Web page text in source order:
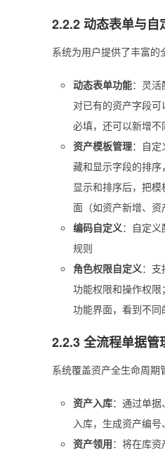
2.2.2 动态表单与自
系统为用户提供了丰富的
动态表单功能：灵活
对已有的资产字段
必填，还可以新增
资产模板管理：自
藏和显示字段的排
显示和排序后，把
面（如资产新增、资
编码自定义：自定
规则
角色权限自定义：
功能权限和操作权
功能界面，看到不同
2.2.3 全流程单据管
系统覆盖资产全生命周期
资产入库：通过单
入库，生成资产编号
资产领用：将在库